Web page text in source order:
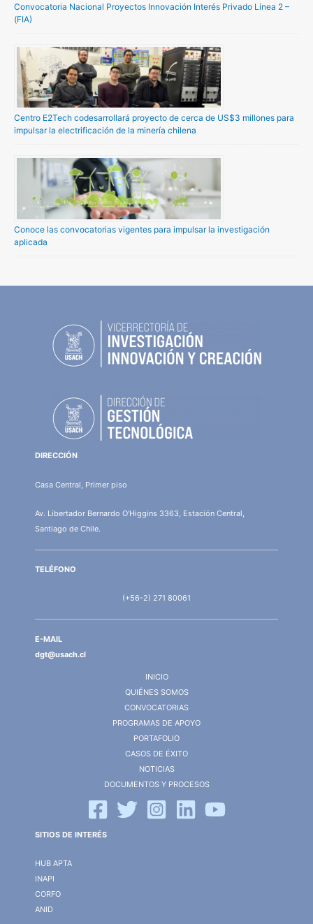
Convocatoria Nacional Proyectos Innovación Interés Privado Línea 2 –
(FIA)
Centro E2Tech codesarrollará proyecto de cerca de US$3 millones para
impulsar la electrificación de la minería chilena
Conoce las convocatorias vigentes para impulsar la investigación
aplicada
DIRECCIÓN
Casa Central, Primer piso
Av. Libertador Bernardo O'Higgins 3363, Estación Central,
Santiago de Chile.
TELÉFONO
(+56-2) 271 80061
E-MAIL
dgt@usach.cl
INICIO
QUIÉNES SOMOS
CONVOCATORIAS
PROGRAMAS DE APOYO
PORTAFOLIO
CASOS DE ÉXITO
NOTICIAS
DOCUMENTOS Y PROCESOS
SITIOS DE INTERÉS
HUB APTA
INAPI
CORFO
ANID